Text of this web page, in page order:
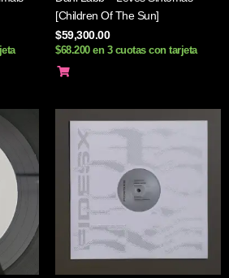
[Children Of The Sun]
$59,300.00
$68.200 en 3 cuotas con tarjeta